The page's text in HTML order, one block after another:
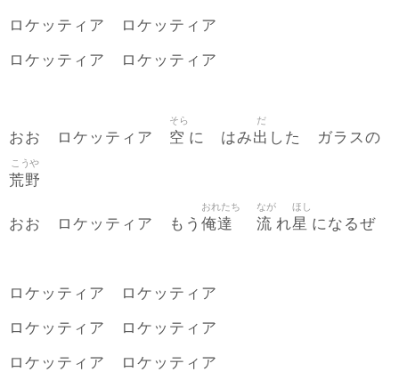
ロケッティア ロケッティア
ロケッティア ロケッティア
おお ロケッティア 空
そら
に はみ出
だ
した ガラスの
荒野
こうや
おお ロケッティア もう 俺達
おれたち
流
なが
れ星
ほし
になるぜ
ロケッティア ロケッティア
ロケッティア ロケッティア
ロケッティア ロケッティア